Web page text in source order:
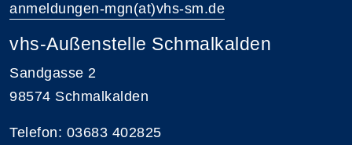
anmeldungen-mgn(at)vhs-sm.de
vhs-Außenstelle Schmalkalden
Sandgasse 2
98574 Schmalkalden
Telefon: 03683 402825